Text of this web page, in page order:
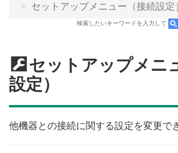
セットアップメニュー（接続設定
検索したいキーワードを入力して
D セットアップメニ
設定）
他機器との接続に関する設定を変更で